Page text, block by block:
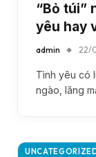
“Bỏ túi”
yêu hay
admin 22/
Tình yêu có
ngào, lãng